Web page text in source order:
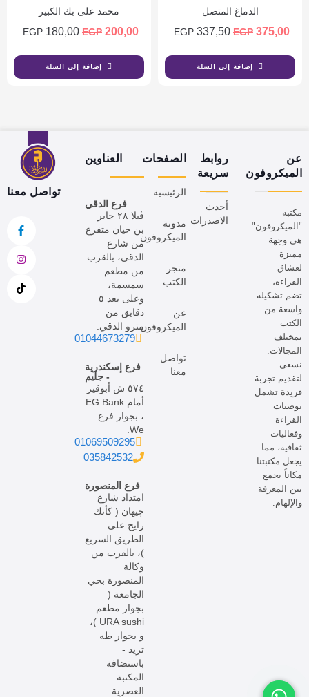
الدماغ المتصل
375,00
EGP
337,50
EGP
إضافة إلى السلة
محمد على بك الكبير
200,00
EGP
180,00
EGP
إضافة إلى السلة
عن
الميكروفون
مكتبة
"الميكروفون"
هي وجهة
مميزة
لعشاق
القراءة،
تضم تشكيلة
واسعة من
الكتب
بمختلف
المجالات.
نسعى
لتقديم تجربة
فريدة تشمل
توصيات
القراءة
وفعاليات
ثقافية، مما
يجعل مكتبتنا
مكاناً يجمع
بين المعرفة
والإلهام.
روابط
سريعة
أحدث
الاصدرات
الصفحات
الرئيسية
مدونة
الميكروفون
متجر
الكتب
عن
الميكروفون
تواصل
معنا
العناوين
فرع الدقي
ڤيلا ٢٨ جابر
بن حيان متفرع
من شارع
الدقي، بالقرب
من مطعم
سمسمة،
وعلى بعد ٥
دقايق من
مترو الدقي.
01044673279
فرع إسكندرية
- جليم
٥٧٤ ش أبوقير
أمام EG Bank
، بجوار فرع
We.
01069509295
035842532
فرع المنصورة
امتداد شارع
چيهان ( كأنك
رايح على
الطريق السريع
)، بالقرب من
وكالة
المنصورة بحي
الجامعة (
بجوار مطعم
URA sushi )،
و بجوار طه
تريد -
باستضافة
المكتبة
العصرية.
تواصل معنا